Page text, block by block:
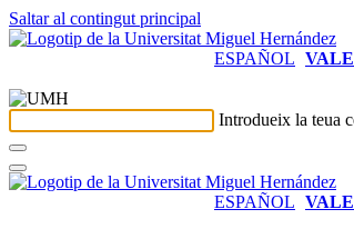
Saltar al contingut principal
ESPAÑOL
Introdueix la teua
ESPAÑOL